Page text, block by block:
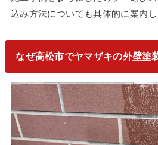
込み方法についても具体的に案内し
なぜ高松市でヤマザキの外壁塗